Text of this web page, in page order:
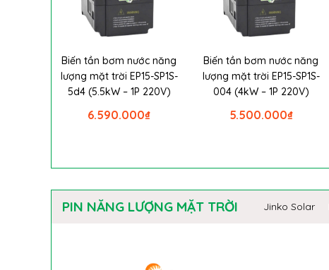
Biến tần bơm nước năng
lượng mặt trời EP15-SP1S-
5d4 (5.5kW – 1P 220V)
₫
6.590.000
Biến tần bơm nước năng
lượng mặt trời EP15-SP1S-
004 (4kW – 1P 220V)
₫
5.500.000
PIN NĂNG LƯỢNG MẶT TRỜI Jinko Solar